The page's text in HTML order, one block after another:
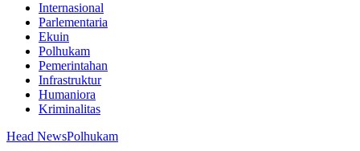
Internasional
Parlementaria
Ekuin
Polhukam
Pemerintahan
Infrastruktur
Humaniora
Kriminalitas
Head NewsPolhukam